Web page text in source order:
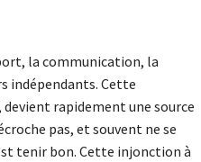
la communication, la
indépendants. Cette
devient rapidement une source
pas, et souvent ne se
tenir bon. Cette injonction à